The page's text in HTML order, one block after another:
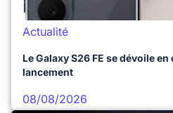
Actualité
Le Galaxy S26 FE se dévoile
lancement
08/08/2026